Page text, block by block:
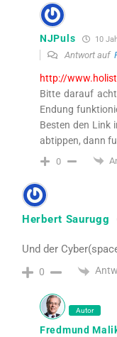
NJPuls 10
Antwort auf
http://
Bitte darauf
Endung
Besten den Link
abtippen, dann
0
Herbert Saurugg
Und der
0
Autor
Fredmund